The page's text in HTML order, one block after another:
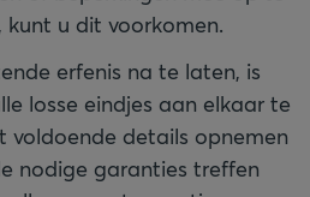
kunt u dit voorkomen.
erfenis na te laten, is
losse eindjes aan elkaar te
voldoende details opnemen
nodige garanties treffen